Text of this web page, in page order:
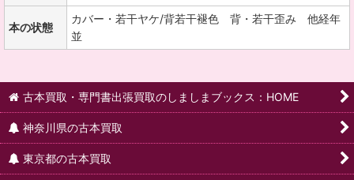
本の状態
カバー・若干ヤケ/背若干褪色 背・若干歪み 他経年
並
古本買取・専門書出張買取のしましまブックス：HOME
神奈川県の古本買取
東京都の古本買取